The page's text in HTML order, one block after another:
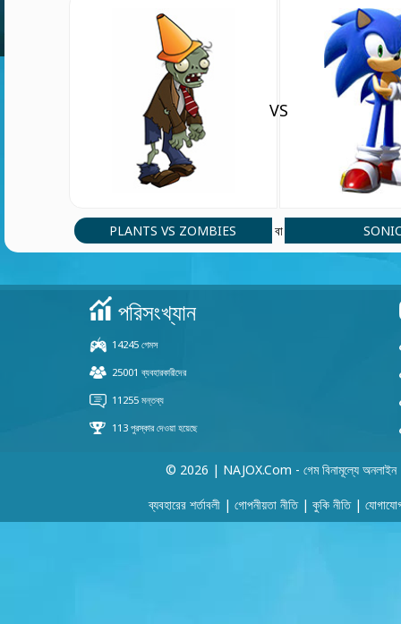
PLANTS VS ZOMBIES
VS
বা
© 2026 | NAJOX.com - গেম বিনামূল্যে অনলাইন
ব্যবহারের শর্তাবলী | গোপনীয়তা নীতি| কুকি নীতি|